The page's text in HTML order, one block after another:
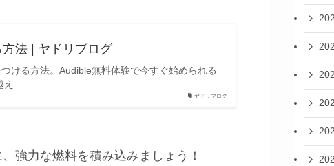
ヤドリブログ
法 | ヤドリブログ
ける方法。Audible無料体験で今すぐ始められる
え…
強力な燃料を積み込みましょう！